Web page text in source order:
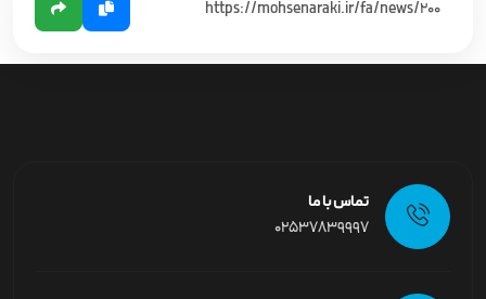
تماس با ما
02537839997